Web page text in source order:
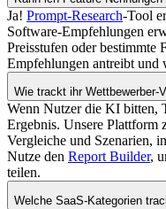
Ja! Prompt-Research-Tool
Software-Empfehlungen
Preisstufen oder bestimmte
Empfehlungen antreibt und
Wie trackt ihr Wettbewerber-
Wenn Nutzer die KI bitten,
Ergebnis. Unsere Plattform
Vergleiche und Szenarien,
Nutze den Report Builder,
teilen.
Welche SaaS-Kategorien